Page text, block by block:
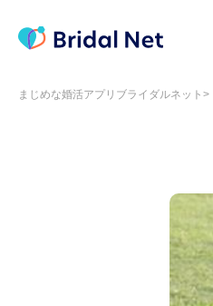
まじめな婚活アプリブライダルネット